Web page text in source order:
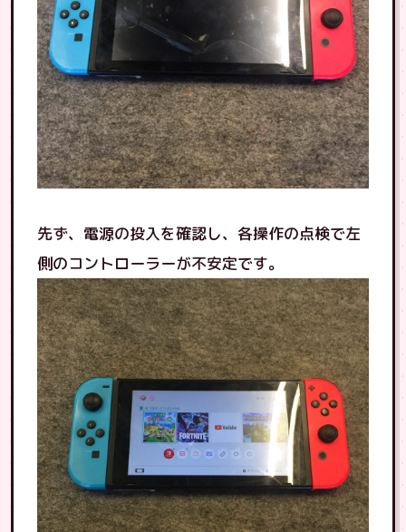
先ず、電源の投入を確認し、各操作の点検で左
側のコントローラーが不安定です。